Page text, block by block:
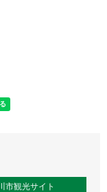
市観光サイト